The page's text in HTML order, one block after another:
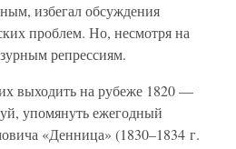
избегал обсуждения
проблем. Но, несмотря на
репрессиям.
выходить на рубеже 1820 —
упомянуть ежегодный
«Денница» (1830–1834 г.